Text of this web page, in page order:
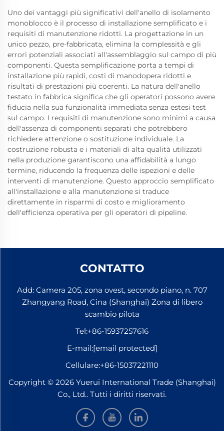
Uno dei vantaggi più significativi dell'anello di isolamento
monoblocco è il processo di installazione semplificato e i
requisiti di manutenzione ridotti. La progettazione in un
unico pezzo, pre-fabbricata, elimina la complessità e gli
errori potenziali associati all'assemblaggio sul campo di più
componenti. Questa semplificazione porta a tempi di
installazione più rapidi, costi di manodopera ridotti e
risultati di prestazioni più coerenti. La natura dell'anello
testato in fabbrica significa che gli operatori possono avere
fiducia nella sua funzionalità immediata senza estesi test
sul campo. I requisiti di manutenzione sono minimi a causa
dell'assenza di componenti separati che potrebbero
richiedere attenzione o sostituzione individuale. La
costruzione robusta e i materiali di alta qualità utilizzati
nella produzione garantiscono una affidabilità a lungo
termine, riducendo la frequenza delle ispezioni e delle
interventi di manutenzione. Questo approccio semplificato
all'installazione e alla manutenzione si traduce
direttamente in risparmi di costo e miglioramento
dell'efficienza operativa per gli operatori di pipeline.
CONTATTO
Add: Camera 205, zona ovest, secondo piano, n. 707
Zhangyang Road, Cina (Shanghai) Zona di libero
scambio pilota
Tel:+86-15937257616
E-mail:[email protected]
Cellulare:+86-15037221110
Copyright © 2026 Yuerui International Trade (Shanghai)
Co., Ltd.. Tutti i diritti riservati.